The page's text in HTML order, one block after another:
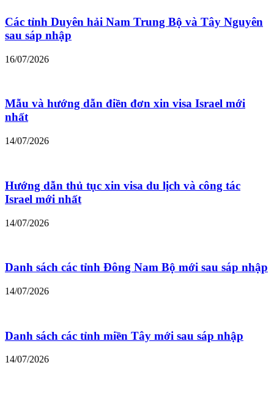
Các tỉnh Duyên hải Nam Trung Bộ và Tây Nguyên
sau sáp nhập
16/07/2026
Mẫu và hướng dẫn điền đơn xin visa Israel mới
nhất
14/07/2026
Hướng dẫn thủ tục xin visa du lịch và công tác
Israel mới nhất
14/07/2026
Danh sách các tỉnh Đông Nam Bộ mới sau sáp nhập
14/07/2026
Danh sách các tỉnh miền Tây mới sau sáp nhập
14/07/2026